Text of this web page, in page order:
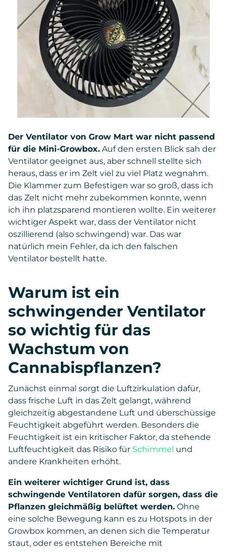
Der Ventilator von Grow Mart war nicht passend
für die Mini-Growbox. Auf den ersten Blick sah der
Ventilator geeignet aus, aber schnell stellte sich
heraus, dass er im Zelt viel zu viel Platz wegnahm.
Die Klammer zum Befestigen war so groß, dass ich
das Zelt nicht mehr zubekommen konnte, wenn
ich ihn platzsparend montieren wollte. Ein weiterer
wichtiger Aspekt war, dass der Ventilator nicht
oszillierend (also schwingend) war. Das war
natürlich mein Fehler, da ich den falschen
Ventilator bestellt hatte.
Warum ist ein
schwingender Ventilator
so wichtig für das
Wachstum von
Cannabispflanzen?
Zunächst einmal sorgt die Luftzirkulation dafür,
dass frische Luft in das Zelt gelangt, während
gleichzeitig abgestandene Luft und überschüssige
Feuchtigkeit abgeführt werden. Besonders die
Feuchtigkeit ist ein kritischer Faktor, da stehende
Luftfeuchtigkeit das Risiko für Schimmel und
andere Krankheiten erhöht.
Ein weiterer wichtiger Grund ist, dass
schwingende Ventilatoren dafür sorgen, dass die
Pflanzen gleichmäßig belüftet werden. Ohne
eine solche Bewegung kann es zu Hotspots in der
Growbox kommen, an denen sich die Temperatur
staut, oder es entstehen Bereiche mit